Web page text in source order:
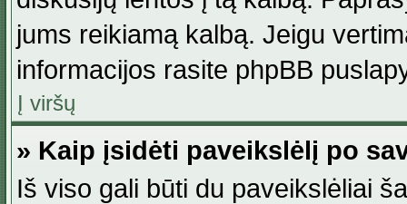
jums reikiamą kalbą. Jeigu
informacijos rasite phpBB
Į viršų
» Kaip įsidėti paveikslėlį po
Iš viso gali būti du paveikslėliai